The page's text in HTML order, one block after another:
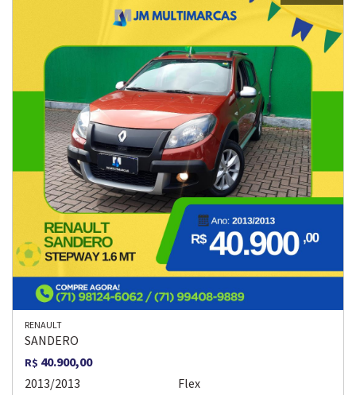
RENAULT
SANDERO
R$ 40.900,00
2013/2013
Flex